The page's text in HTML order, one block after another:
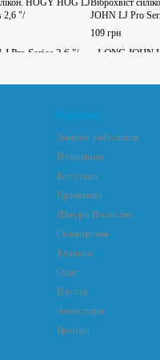
HOGY HOG LJ
2,6 "/
Віброхвіст
JOHN LJ Pro
109 грн
Каталог
Зимова риболовля
Вудилища
Котушки
Приманки
Шнури Волосінь
Оснащення
Кемпінг
Одяг
Взуття
Аксесуари
Бренди